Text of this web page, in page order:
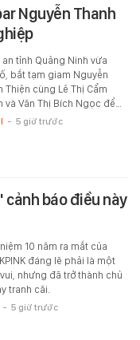
Nguyễn Thanh
an tỉnh Quảng Ninh vừa
bắt tạm giam Nguyễn
Thiện cùng Lê Thị Cẩm
và Văn Thị Bích Ngọc để…
- 5 giờ trước
báo điều này
10 năm ra mắt của
đáng lẽ phải là một
nhưng đã trở thành chủ
tranh cãi.
- 5 giờ trước